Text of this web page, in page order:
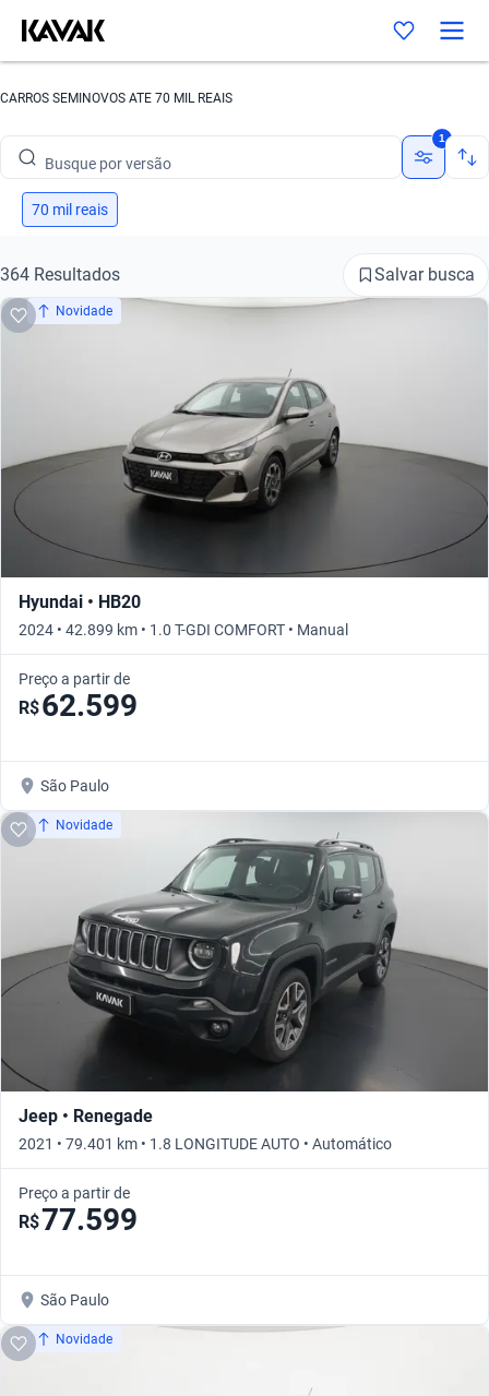
CARROS SEMINOVOS ATE 70 MIL REAIS
Busque por marca
Busque por versão
Busque por ano
Busque por modelo
1
70 mil reais
364 Resultados Salvar busca
Novidade
Hyundai • HB20
2024 • 42.899 km • 1.0 T-GDI COMFORT • Manual
Preço a partir de
R$62.599
São Paulo
Novidade
Jeep • Renegade
2021 • 79.401 km • 1.8 LONGITUDE AUTO • Automático
Preço a partir de
R$77.599
São Paulo
Novidade